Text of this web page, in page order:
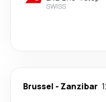
SWISS
Brussel - Zanzibar